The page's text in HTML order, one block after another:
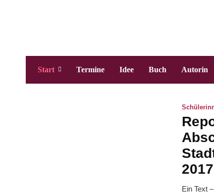
Start Termine Idee Buch Autorin
2017
Ein Text